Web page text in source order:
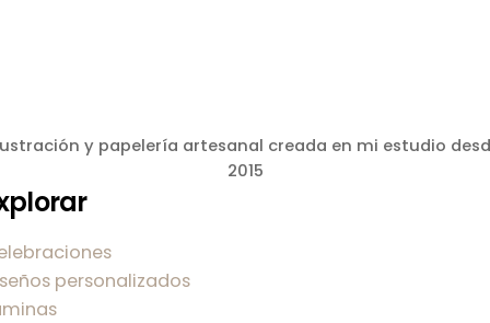
y papelería artesanal creada en mi estudio
2015
personalizados